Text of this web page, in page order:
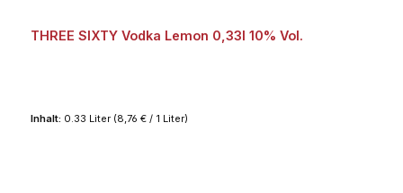
THREE SIXTY Vodka Lemon 0,33l 10% Vol.
Inhalt: 0.33 Liter (8,76 € / 1 Liter)